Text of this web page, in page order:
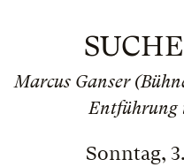
Marcus Ganser
Entführung
Sonntag,